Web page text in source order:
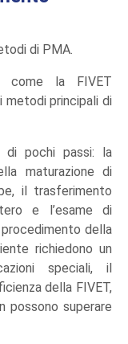
di PMA.
la FIVET
principali di
di pochi passi: la
maturazione di
il trasferimento
e l’esame di
procedimento della
richiedono un
speciali, il
della FIVET,
possono superare